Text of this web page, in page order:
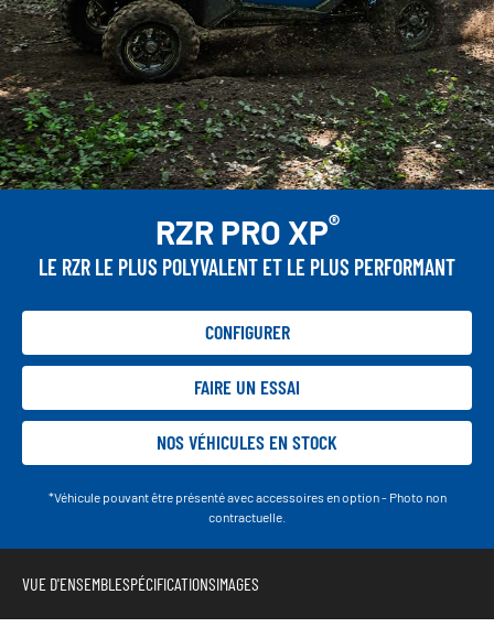
RZR PRO XP®
LE RZR LE PLUS POLYVALENT ET LE PLUS PERFORMANT
CONFIGURER
FAIRE UN ESSAI
NOS VÉHICULES EN STOCK
*Véhicule pouvant être présenté avec accessoires en option - Photo non
contractuelle.
VUE D'ENSEMBLESPÉCIFICATIONSIMAGES